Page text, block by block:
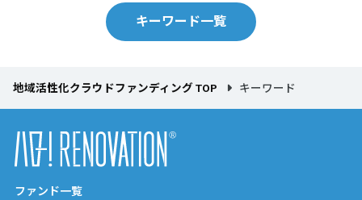
キーワード一覧
地域活性化クラウドファンディング TOP キーワード
ファンド一覧